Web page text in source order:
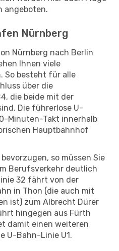
angeboten.
Nürnberg
Nürnberg nach Berlin
Ihnen viele
So besteht für alle
über die
die beide mit der
Die führerlose U-
Minuten-Takt innerhalb
Hauptbahnhof
so müssen Sie
Berufsverkehr deutlich
32 fährt von der
in Thon (die auch mit
ist) zum Albrecht Dürer
hingegen aus Fürth
damit einen weiteren
U-Bahn-Linie U1.